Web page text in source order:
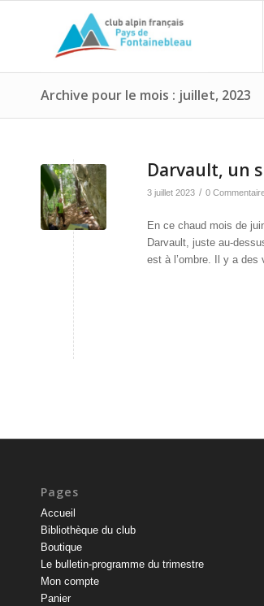
Archive pour le mois : juillet, 2023
Darvault, un
3 juillet 2023 / 0
En ce chaud mois de
Darvault, juste au-
est à l’ombre. Il y a
Pages
Accueil
Bibliothèque du club
Boutique
Le bulletin-programme du trimestre
Mon compte
Panier